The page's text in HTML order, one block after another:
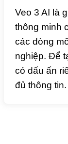
Veo 3 AI là
thông minh
các dòng
nghiệp. Để
có dấu ấn
đủ thông